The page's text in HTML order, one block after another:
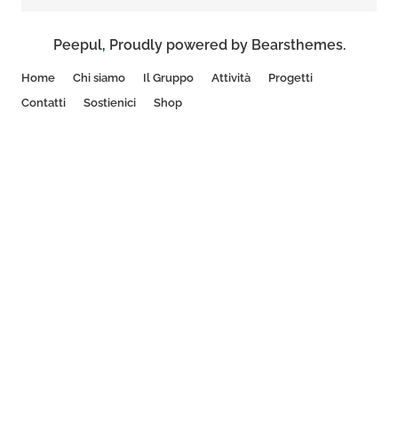
Peepul, Proudly powered by Bearsthemes.
Home Chi siamo Il Gruppo Attività
Progetti
Contatti
Sostienici Shop